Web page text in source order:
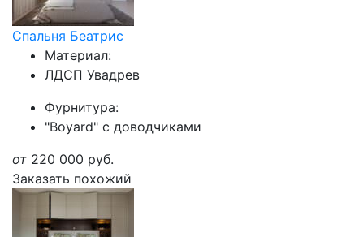
Спальня Беатрис
Материал:
ЛДСП Увадрев
Фурнитура:
"Boyard" с доводчиками
от 220 000 руб.
Заказать похожий